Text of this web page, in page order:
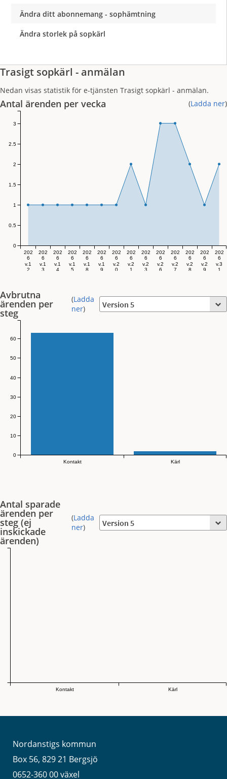
Ändra ditt abonnemang - sophämtning
Ändra storlek på sopkärl
Trasigt sopkärl - anmälan
Nedan visas statistik för e-tjänsten Trasigt sopkärl - anmälan.
Antal ärenden per vecka (Ladda ner)
202
6
v.1
2
202
6
v.1
3
202
6
v.1
4
202
6
v.1
5
202
6
v.1
8
202
6
v.1
9
202
6
v.2
0
202
6
v.2
1
202
6
v.2
3
202
6
v.2
6
202
6
v.2
7
202
6
v.2
8
202
6
v.2
9
202
6
v.3
1
0
0.5
1
1.5
2
2.5
3
Avbrutna
ärenden per
steg
(Ladda
ner)
Kontakt Kärl
0
10
20
30
40
50
60
Antal sparade
ärenden per
steg (ej
inskickade
ärenden)
(Ladda
ner)
Kontakt Kärl
Nordanstigs kommun
Box 56, 829 21 Bergsjö
0652-360 00 växel